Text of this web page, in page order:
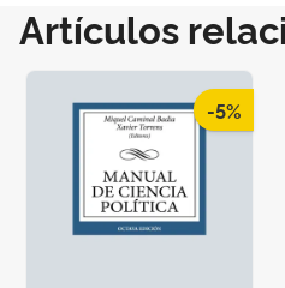
Artículos
-5%